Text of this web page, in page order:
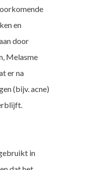
en
door
Melasme
er na
(bijv. acne)
in